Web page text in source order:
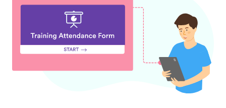
Flujo de aprobación
Cree un flujo de aprobación fluido con Jotform